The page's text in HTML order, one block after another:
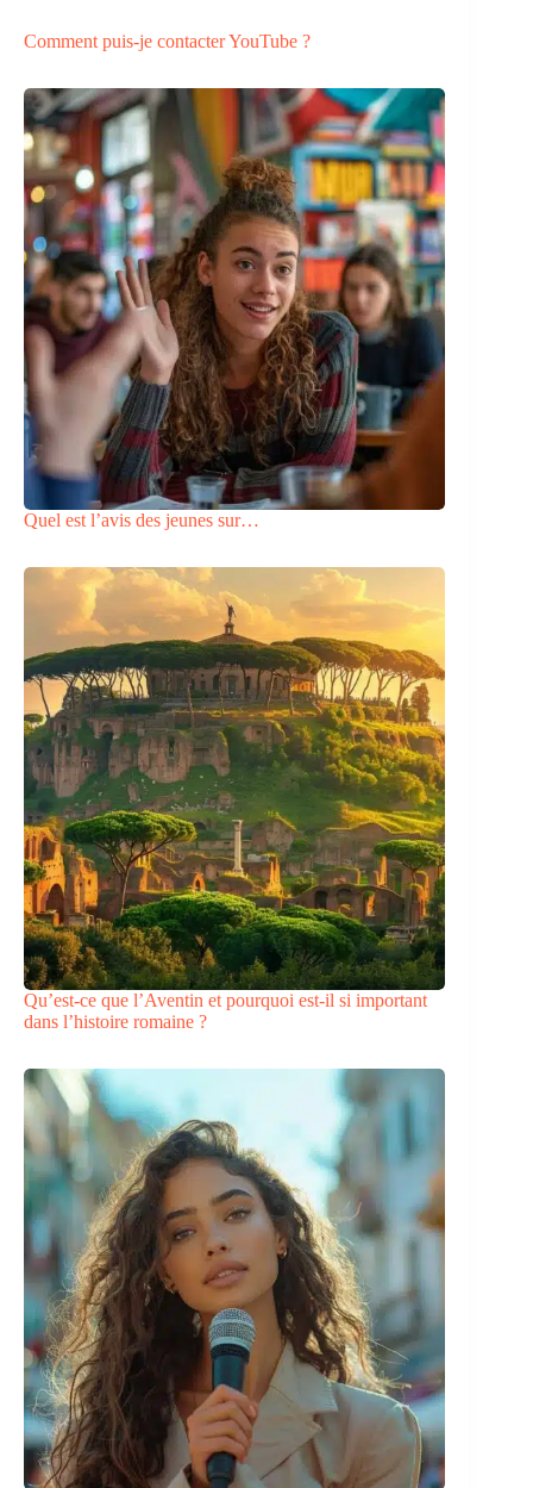
Comment puis-je contacter YouTube ?
Quel est l’avis des jeunes sur…
Qu’est-ce que l’Aventin et pourquoi est-il si important
dans l’histoire romaine ?